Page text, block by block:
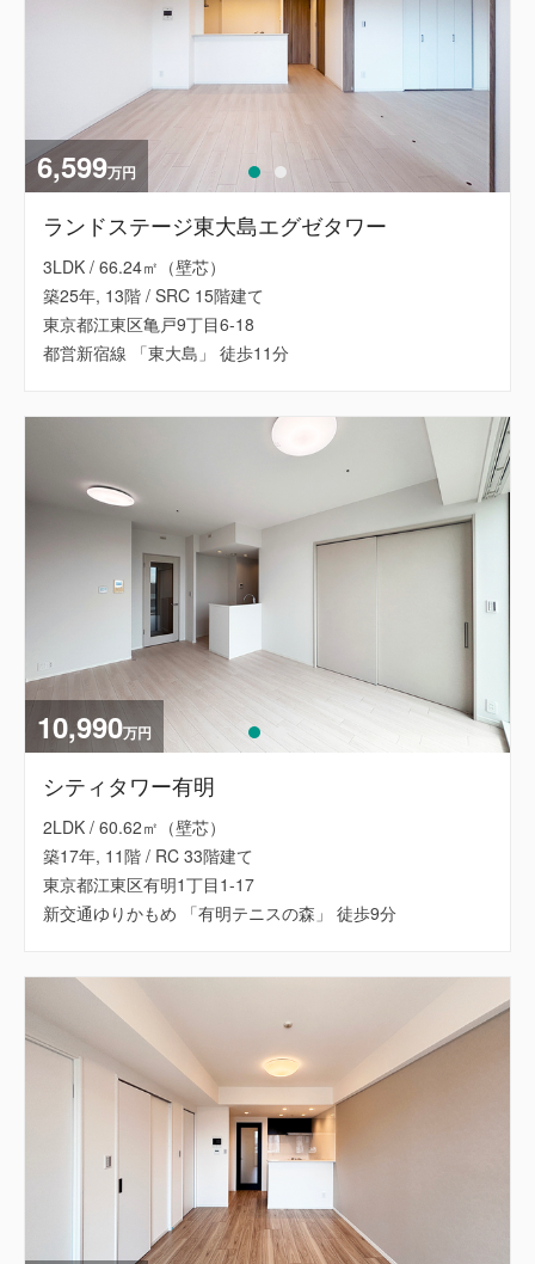
6,599万円
ランドステージ東大島エグゼタワー
3LDK / 66.24㎡（壁芯）
築25年, 13階 / SRC 15階建て
東京都江東区亀戸9丁目6-18
都営新宿線 「東大島」 徒歩11分
10,990万円
シティタワー有明
2LDK / 60.62㎡（壁芯）
築17年, 11階 / RC 33階建て
東京都江東区有明1丁目1-17
新交通ゆりかもめ 「有明テニスの森」 徒歩9分